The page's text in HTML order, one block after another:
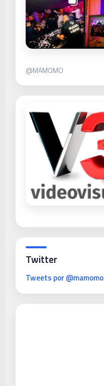
@MAMOMO
Twitter
Tweets por @mamomo